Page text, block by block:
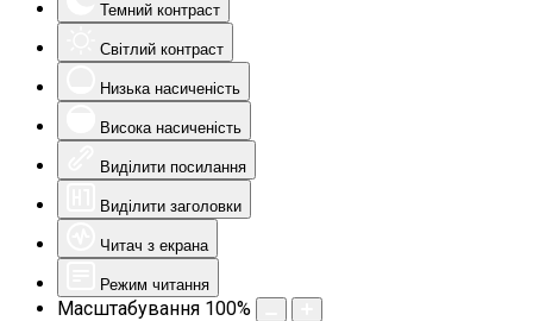
Темний контраст
Світлий контраст
Низька насиченість
Висока насиченість
Виділити посилання
Виділити заголовки
Читач з екрана
Режим читання
Масштабування 100%